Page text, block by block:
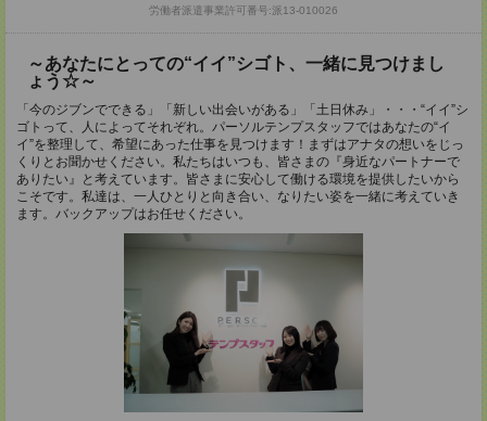
労働者派遣事業許可番号:派13-010026
～あなたにとっての“イイ”シゴト、一緒に見つけまし
ょう☆～
「今のジブンでできる」「新しい出会いがある」「土日休み」・・・“イイ”シ
ゴトって、人によってそれぞれ。パーソルテンプスタッフではあなたの“イ
イ”を整理して、希望にあった仕事を見つけます！まずはアナタの想いをじっ
くりとお聞かせください。私たちはいつも、皆さまの『身近なパートナーで
ありたい』と考えています。皆さまに安心して働ける環境を提供したいから
こそです。私達は、一人ひとりと向き合い、なりたい姿を一緒に考えていき
ます。バックアップはお任せください。